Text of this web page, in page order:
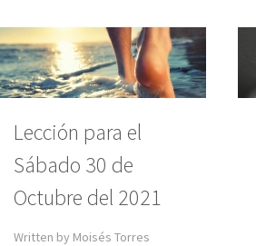
Lección para el
Sábado 30 de
Octubre del 2021
Written by Moisés Torres